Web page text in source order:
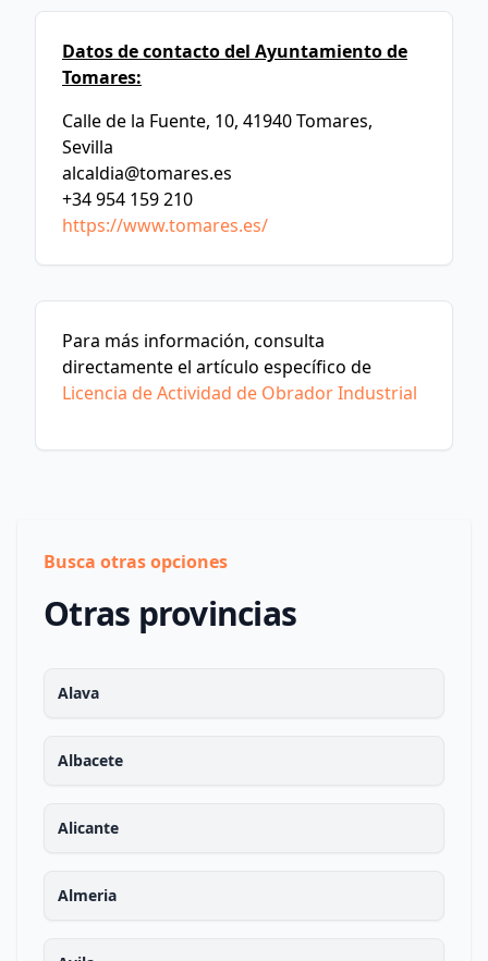
Datos de contacto del Ayuntamiento de
Tomares:
Calle de la Fuente, 10, 41940 Tomares,
Sevilla
alcaldia@tomares.es
+34 954 159 210
https://www.tomares.es/
Para más información, consulta
directamente el artículo específico de
Licencia de Actividad de Obrador Industrial
Busca otras opciones
Otras provincias
Alava
Albacete
Alicante
Almeria